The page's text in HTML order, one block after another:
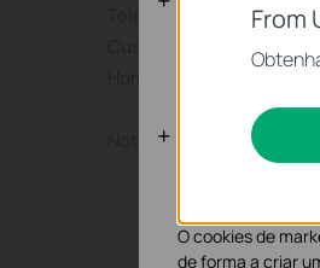
Telefone:
Custo da chamada:
From
sistemas.
Cookies de
O cookies de
de forma a criar